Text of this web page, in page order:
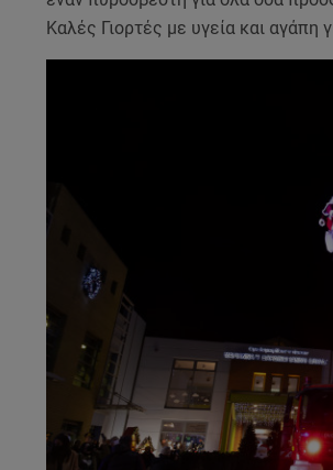
Καλές Γιορτές με υγεία και αγάπη